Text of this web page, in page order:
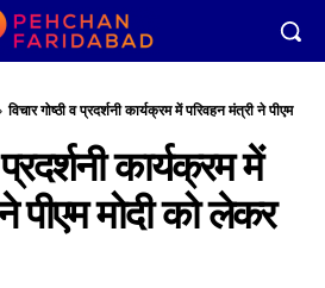
विचार गोष्ठी व प्रदर्शनी कार्यक्रम में परिवहन मंत्री ने पीएम
कार्यक्रम में
पीएम मोदी को लेकर